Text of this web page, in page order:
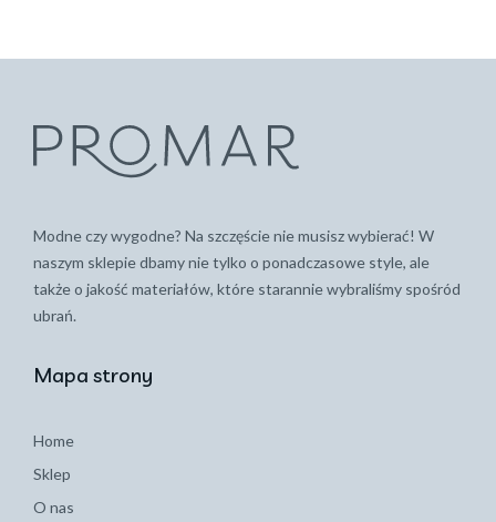
Modne czy wygodne? Na szczęście nie musisz wybierać! W
naszym sklepie dbamy nie tylko o ponadczasowe style, ale
także o jakość materiałów, które starannie wybraliśmy spośród
ubrań.
Mapa strony
Home
Sklep
O nas